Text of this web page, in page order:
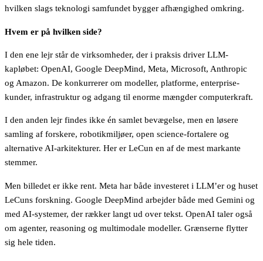
hvilken slags teknologi samfundet bygger afhængighed omkring.
Hvem er på hvilken side?
I den ene lejr står de virksomheder, der i praksis driver LLM-
kapløbet: OpenAI, Google DeepMind, Meta, Microsoft, Anthropic
og Amazon. De konkurrerer om modeller, platforme, enterprise-
kunder, infrastruktur og adgang til enorme mængder computerkraft.
I den anden lejr findes ikke én samlet bevægelse, men en løsere
samling af forskere, robotikmiljøer, open science-fortalere og
alternative AI-arkitekturer. Her er LeCun en af de mest markante
stemmer.
Men billedet er ikke rent. Meta har både investeret i LLM’er og huset
LeCuns forskning. Google DeepMind arbejder både med Gemini og
med AI-systemer, der rækker langt ud over tekst. OpenAI taler også
om agenter, reasoning og multimodale modeller. Grænserne flytter
sig hele tiden.